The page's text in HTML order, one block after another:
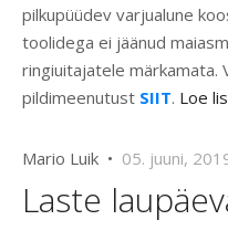
pilkupüüdev varjualune
toolidega ei jäänud
ringiuitajatele märkamata.
pildimeenutust SIIT. Loe
Mario Luik • 05. juuni,
Laste